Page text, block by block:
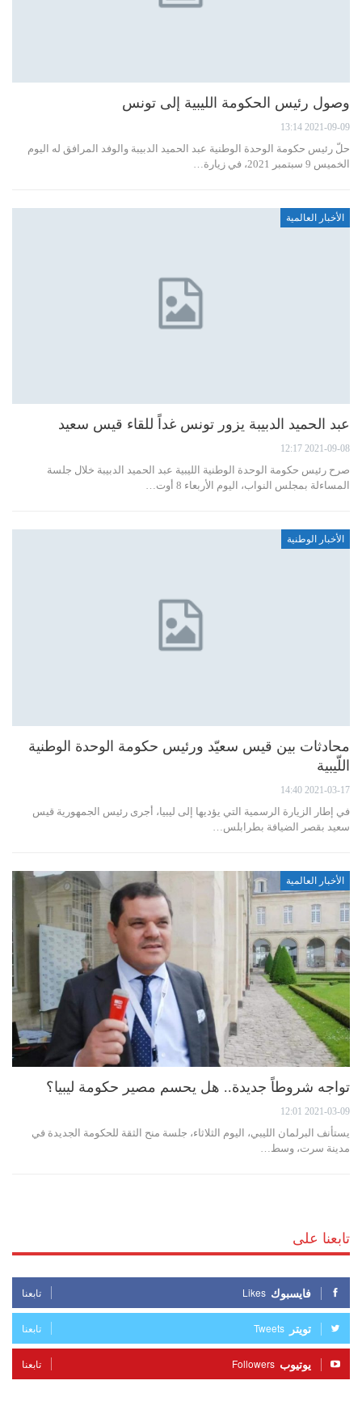
وصول رئيس الحكومة الليبية إلى تونس
2021-09-09 13:14
حلّ رئيس حكومة الوحدة الوطنية عبد الحميد الدبيبة والوفد المرافق له اليوم
الخميس 9 سبتمبر 2021، في زيارة…
الأخبار العالمية
عبد الحميد الدبيبة يزور تونس غداً للقاء قيس سعيد
2021-09-08 12:17
صرح رئيس حكومة الوحدة الوطنية الليبية عبد الحميد الدبيبة خلال جلسة
المساءلة بمجلس النواب، اليوم الأربعاء 8 أوت…
الأخبار الوطنية
محادثات بين قيس سعيّد ورئيس حكومة الوحدة الوطنية
اللّيبية
2021-03-17 14:40
في إطار الزيارة الرسمية التي يؤديها إلى ليبيا، أجرى رئيس الجمهورية قيس
سعيد بقصر الضيافة بطرابلس…
الأخبار العالمية
تواجه شروطاً جديدة.. هل يحسم مصير حكومة ليبيا؟
2021-03-09 12:01
يستأنف البرلمان الليبي، اليوم الثلاثاء، جلسة منح الثقة للحكومة الجديدة في
مدينة سرت، وسط…
تابعنا على
فايسبوك Likes تابعنا
تويتر Tweets تابعنا
يوتيوب Followers تابعنا